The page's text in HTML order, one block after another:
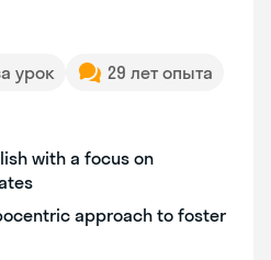
урок
29 лет опыта
with a focus on
approach to foster